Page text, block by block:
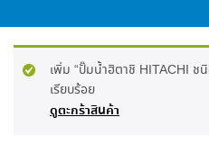
เพิ่ม “ปั๊มน้ำฮิตาชิ HITACHI ช
เรียบร้อย
ดูตะกร้าสินค้า